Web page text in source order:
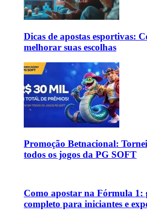
Dicas de apostas esportivas:
melhorar suas escolhas
Promoção Betnacional:
todos os jogos da PG SOFT
Como apostar na Fórmula 1:
completo para iniciantes e